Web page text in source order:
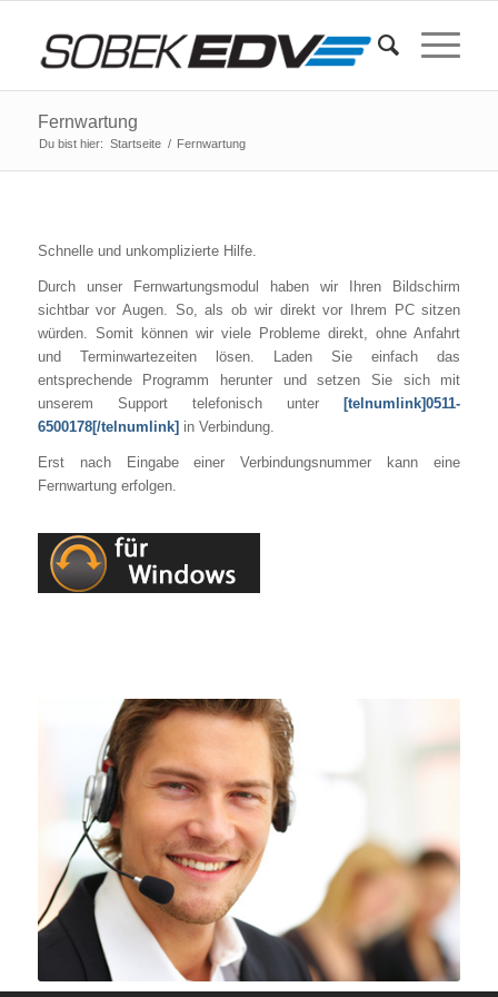
Fernwartung
Du bist hier: Startseite / Fernwartung
Schnelle und unkomplizierte Hilfe.
Durch unser Fernwartungsmodul haben wir Ihren Bildschirm
sichtbar vor Augen. So, als ob wir direkt vor Ihrem PC sitzen
würden. Somit können wir viele Probleme direkt, ohne Anfahrt
und Terminwartezeiten lösen. Laden Sie einfach das
entsprechende Programm herunter und setzen Sie sich mit
unserem Support telefonisch unter
[telnumlink]0511-
6500178[/telnumlink] in Verbindung.
Erst nach Eingabe einer Verbindungsnummer kann eine
Fernwartung erfolgen.